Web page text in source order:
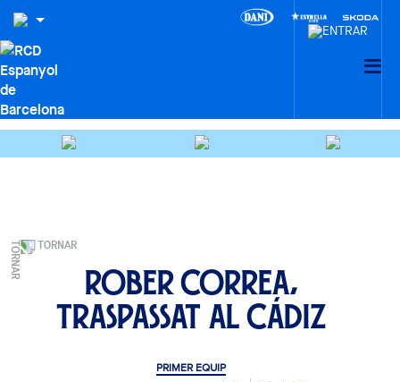
TORNAR
Rober Correa,
traspassat al Cádiz
PRIMER EQUIP